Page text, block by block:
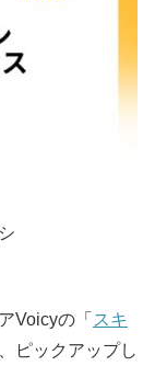
Voicyの「 スキ
ピックアップし